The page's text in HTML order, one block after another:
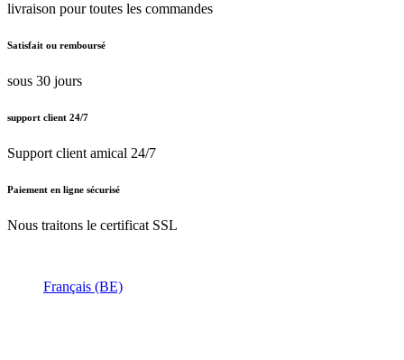
livraison pour toutes les commandes
Satisfait ou remboursé
sous 30 jours
support client 24/7
Support client amical 24/7
Paiement en ligne sécurisé
Nous traitons le certificat SSL
Français (BE)